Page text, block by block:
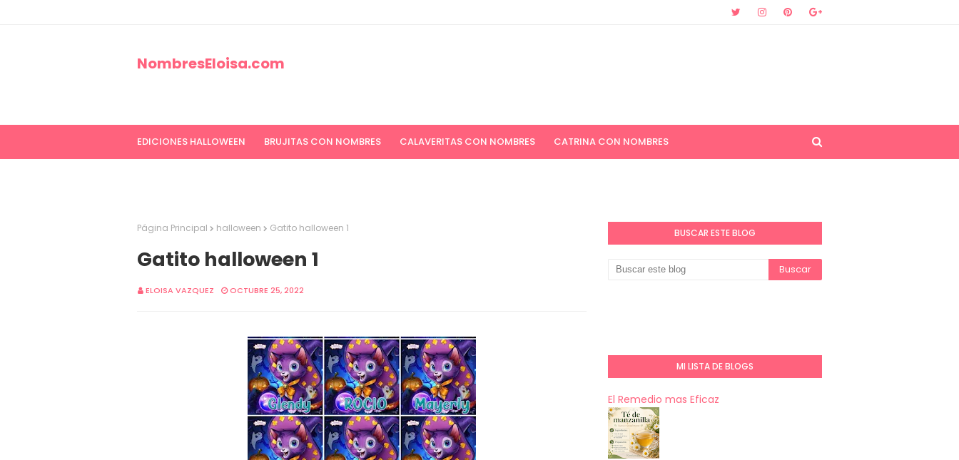
NombresEloisa.com
EDICIONES HALLOWEEN BRUJITAS CON NOMBRES CALAVERITAS CON NOMBRES CATRINA CON NOMBRES
Página Principal halloween Gatito halloween 1
Gatito halloween 1
ELOISA VAZQUEZ OCTUBRE 25, 2022
BUSCAR ESTE BLOG
MI LISTA DE BLOGS
El Remedio mas Eficaz